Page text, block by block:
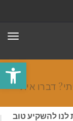
פתח
דברו איתי
לנו להשקיע טוב